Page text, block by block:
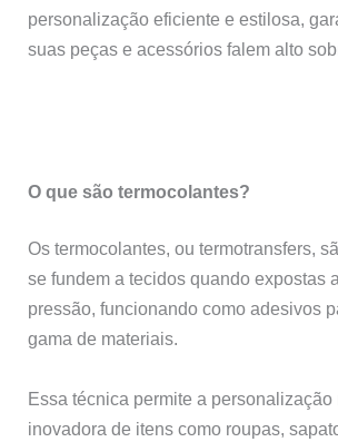
personalização eficiente e estilosa,
suas peças e acessórios falem alto
O que são termocolantes?
Os termocolantes, ou termotransfers,
se fundem a tecidos quando expostas
pressão, funcionando como adesivos
gama de materiais.
Essa técnica permite a personalização
inovadora de itens como roupas,